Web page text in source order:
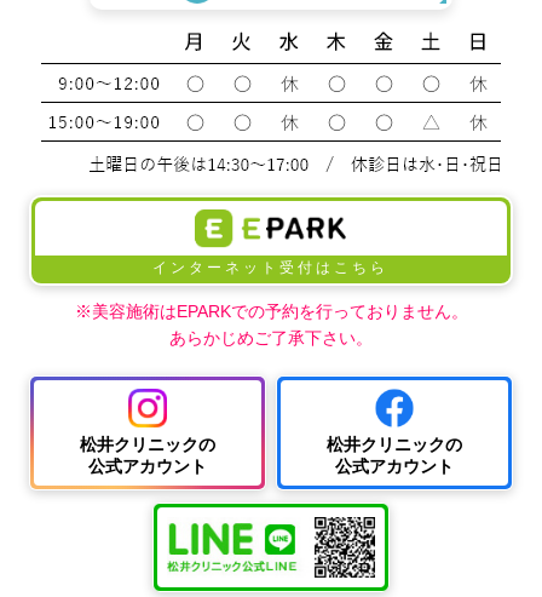
女性
中波
紫外
線療
法
（エ
小
インターネット受付はこちら
※美容施術はEPARKでの予約を行っておりません。
あらかじめご了承下さい。
松井クリニックの
公式アカウント
松井クリニックの
公式アカウント